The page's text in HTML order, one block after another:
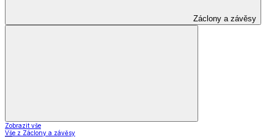
Záclony a závěsy
Zobrazit vše
Vše z Záclony a závěsy